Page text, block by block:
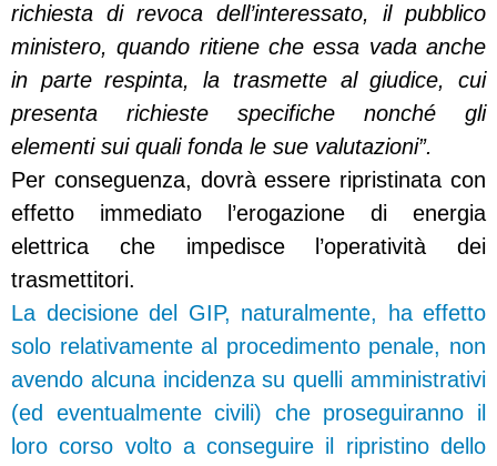
richiesta di revoca dell’interessato, il pubblico
ministero, quando ritiene che essa vada anche
in parte respinta, la trasmette al giudice, cui
presenta richieste specifiche nonché gli
elementi sui quali fonda le sue valutazioni”.
Per conseguenza, dovrà essere ripristinata con
effetto immediato l’erogazione di energia
elettrica che impedisce l’operatività dei
trasmettitori.
La decisione del GIP, naturalmente, ha effetto
solo relativamente al procedimento penale, non
avendo alcuna incidenza su quelli amministrativi
(ed eventualmente civili) che proseguiranno il
loro corso volto a conseguire il ripristino dello